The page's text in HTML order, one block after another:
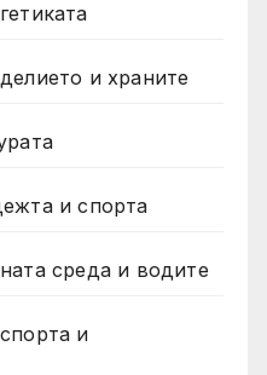
и храните
и спорта
среда и водите
и